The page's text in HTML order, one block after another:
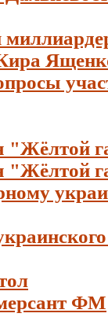
"Жёлтой
"Жёлтой
ФМ